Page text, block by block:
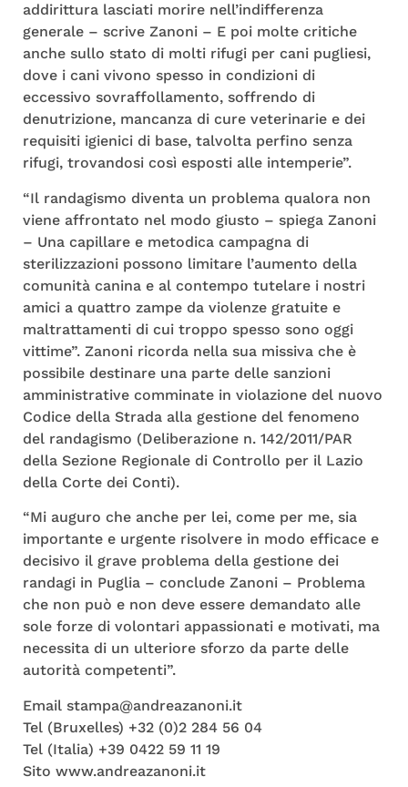
addirittura lasciati morire nell’indifferenza
generale – scrive Zanoni – E poi molte critiche
anche sullo stato di molti rifugi per cani pugliesi,
dove i cani vivono spesso in condizioni di
eccessivo sovraffollamento, soffrendo di
denutrizione, mancanza di cure veterinarie e dei
requisiti igienici di base, talvolta perfino senza
rifugi, trovandosi così esposti alle intemperie”.
“Il randagismo diventa un problema qualora non
viene affrontato nel modo giusto – spiega Zanoni
– Una capillare e metodica campagna di
sterilizzazioni possono limitare l’aumento della
comunità canina e al contempo tutelare i nostri
amici a quattro zampe da violenze gratuite e
maltrattamenti di cui troppo spesso sono oggi
vittime”. Zanoni ricorda nella sua missiva che è
possibile destinare una parte delle sanzioni
amministrative comminate in violazione del nuovo
Codice della Strada alla gestione del fenomeno
del randagismo (Deliberazione n. 142/2011/PAR
della Sezione Regionale di Controllo per il Lazio
della Corte dei Conti).
“Mi auguro che anche per lei, come per me, sia
importante e urgente risolvere in modo efficace e
decisivo il grave problema della gestione dei
randagi in Puglia – conclude Zanoni – Problema
che non può e non deve essere demandato alle
sole forze di volontari appassionati e motivati, ma
necessita di un ulteriore sforzo da parte delle
autorità competenti”.
Email stampa@andreazanoni.it
Tel (Bruxelles) +32 (0)2 284 56 04
Tel (Italia) +39 0422 59 11 19
Sito www.andreazanoni.it